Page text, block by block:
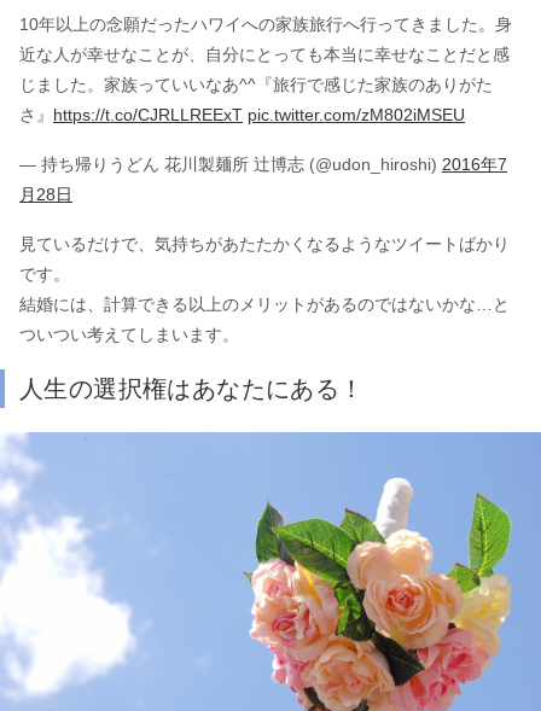
10年以上の念願だったハワイへの家族旅行へ行ってきました。身
近な人が幸せなことが、自分にとっても本当に幸せなことだと感
じました。家族っていいなあ^^『旅行で感じた家族のありがた
さ』 https://t.co/CJRLLREExT pic.twitter.com/zM802iMSEU
— 持ち帰りうどん 花川製麺所 辻博志 (@udon_hiroshi) 2016年7
月28日
見ているだけで、気持ちがあたたかくなるようなツイートばかり
です。
結婚には、計算できる以上のメリットがあるのではないかな…と
ついつい考えてしまいます。
人生の選択権はあなたにある！